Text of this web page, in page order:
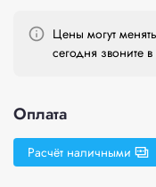
Цены могут
сегодня звоните
Оплата
Расчёт наличными